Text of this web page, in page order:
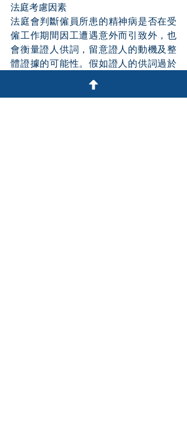
法庭考慮因素
法庭會判斷僱員所患的精神病是否在受
僱工作期間因工遭遇意外而引致外，也
會衡量證人供詞，留意證人的動機及整
體證據的可能性。假如證人的供詞過於
情緒化或與事實不符，就可能會被法庭
納入為不可信證人而其供詞將不被接